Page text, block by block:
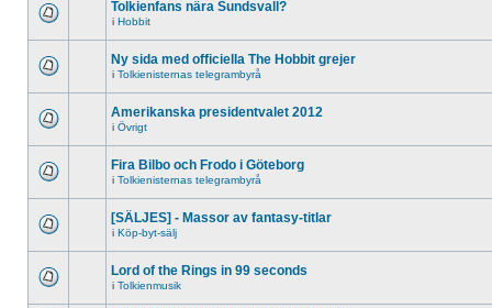
Tolkienfans nära Sundsvall?
i Hobbit
Ny sida med officiella The Hobbit grejer
i Tolkienisternas telegrambyrå
Amerikanska presidentvalet 2012
i Övrigt
Fira Bilbo och Frodo i Göteborg
i Tolkienisternas telegrambyrå
[SÄLJES] - Massor av fantasy-titlar
i Köp-byt-sälj
Lord of the Rings in 99 seconds
i Tolkienmusik